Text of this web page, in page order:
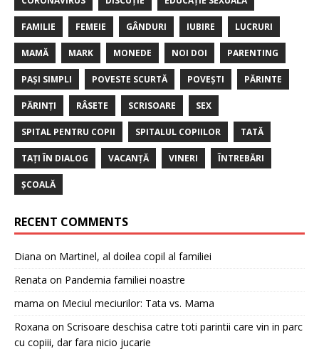
FAMILIE FEMEIE GÂNDURI IUBIRE LUCRURI
MAMĂ MARK MONEDE NOI DOI PARENTING
PAȘI SIMPLI POVESTE SCURTĂ POVEȘTI PĂRINTE
PĂRINȚI RÂSETE SCRISOARE SEX
SPITAL PENTRU COPII SPITALUL COPIILOR TATĂ
TAȚI ÎN DIALOG VACANȚĂ VINERI ÎNTREBĂRI
ȘCOALĂ
RECENT COMMENTS
Diana on Martinel, al doilea copil al familiei
Renata on Pandemia familiei noastre
mama on Meciul meciurilor: Tata vs. Mama
Roxana on Scrisoare deschisa catre toti parintii care vin in parc
cu copiii, dar fara nicio jucarie